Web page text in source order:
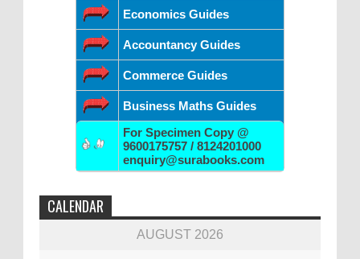
Economics Guides
Accountancy Guides
Commerce Guides
Business Maths Guides
For Specimen Copy @
9600175757 / 8124201000
enquiry@surabooks.com
CALENDAR
AUGUST 2026